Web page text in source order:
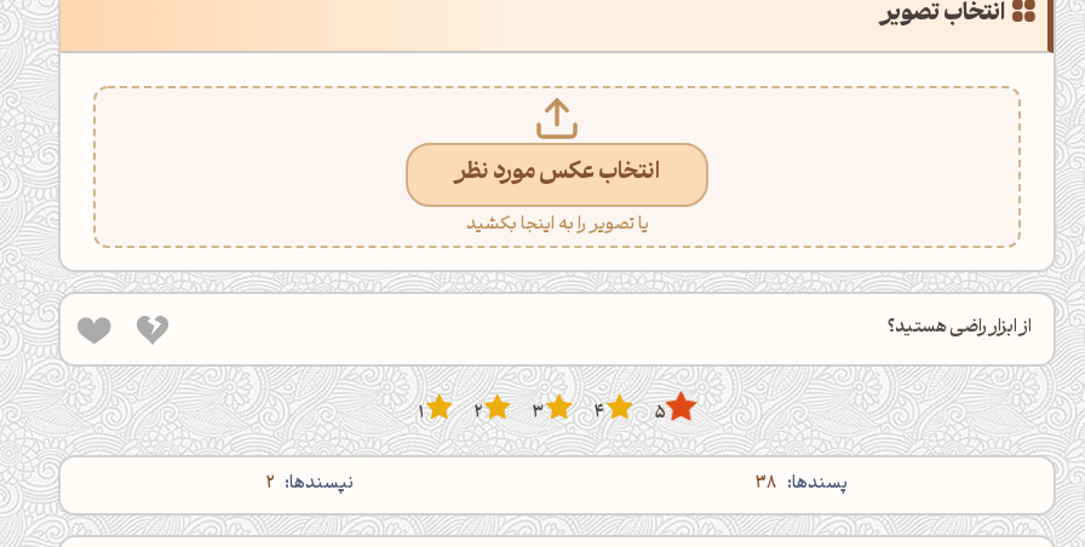
انتخاب تصویر
انتخاب عکس مورد نظر
یا تصویر را به اینجا بکشید
از ابزار راضی هستید؟
5
4
3
2
1
پسند‌ها: 38 نپسندها: 2